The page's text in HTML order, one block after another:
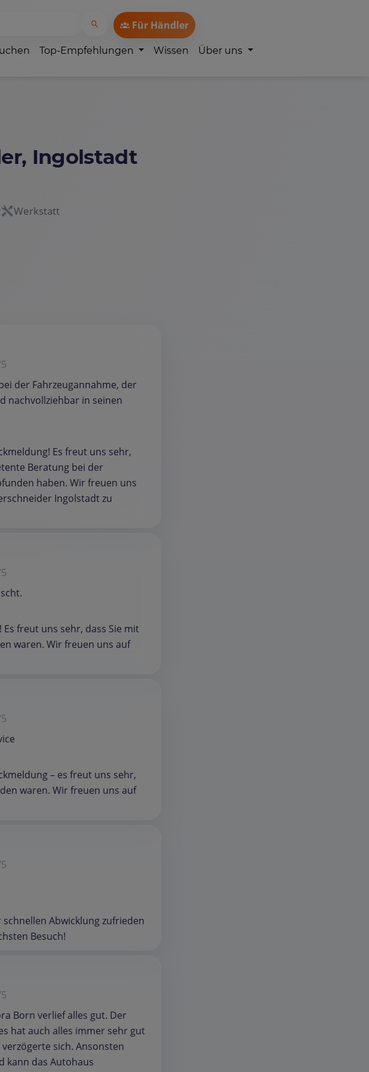
Für Händler
Top-Empfehlungen Wissen Über uns
Ingolstadt
Werkstatt
der Fahrzeugannahme, der
nachvollziehbar in seinen
Es freut uns sehr,
Beratung bei der
haben. Wir freuen uns
Ingolstadt zu
freut uns sehr, dass Sie mit
waren. Wir freuen uns auf
– es freut uns sehr,
waren. Wir freuen uns auf
Abwicklung zufrieden
Besuch!
Born verlief alles gut. Der
hat auch alles immer sehr gut
sich. Ansonsten
kann das Autohaus